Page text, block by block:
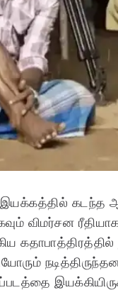
கடந்த
விமர்சன